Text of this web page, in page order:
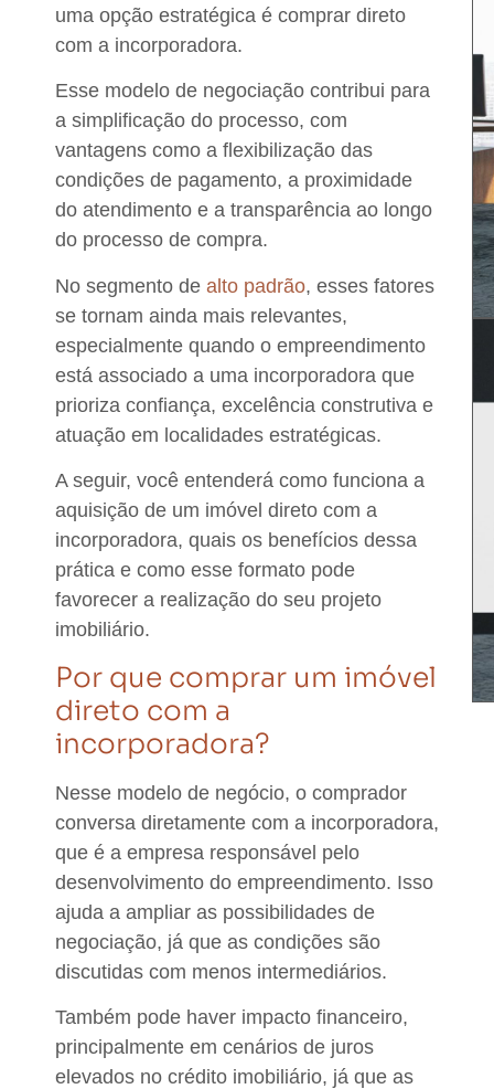
uma opção estratégica é comprar direto
com a incorporadora.
Esse modelo de negociação contribui para
a simplificação do processo, com
vantagens como a flexibilização das
condições de pagamento, a proximidade
do atendimento e a transparência ao longo
do processo de compra.
No segmento de alto padrão, esses fatores
se tornam ainda mais relevantes,
especialmente quando o empreendimento
está associado a uma incorporadora que
prioriza confiança, excelência construtiva e
atuação em localidades estratégicas.
A seguir, você entenderá como funciona a
aquisição de um imóvel direto com a
incorporadora, quais os benefícios dessa
prática e como esse formato pode
favorecer a realização do seu projeto
imobiliário.
Por que comprar um imóvel
direto com a
incorporadora?
Nesse modelo de negócio, o comprador
conversa diretamente com a incorporadora,
que é a empresa responsável pelo
desenvolvimento do empreendimento. Isso
ajuda a ampliar as possibilidades de
negociação, já que as condições são
discutidas com menos intermediários.
Também pode haver impacto financeiro,
principalmente em cenários de juros
elevados no crédito imobiliário, já que as